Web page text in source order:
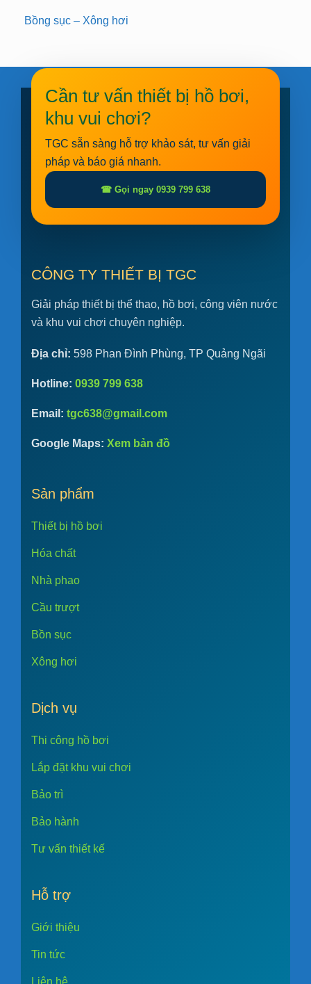
Bồng sục – Xông hơi
Cần tư vấn thiết bị hồ bơi,
khu vui chơi?
TGC sẵn sàng hỗ trợ khảo sát, tư vấn giải
pháp và báo giá nhanh.
☎ Gọi ngay 0939 799 638
CÔNG TY THIẾT BỊ TGC
Giải pháp thiết bị thể thao, hồ bơi, công viên nước
và khu vui chơi chuyên nghiệp.
Địa chỉ: 598 Phan Đình Phùng, TP Quảng Ngãi
Hotline: 0939 799 638
Email: tgc638@gmail.com
Google Maps: Xem bản đồ
Sản phẩm
Thiết bị hồ bơi
Hóa chất
Nhà phao
Cầu trượt
Bồn sục
Xông hơi
Dịch vụ
Thi công hồ bơi
Lắp đặt khu vui chơi
Bảo trì
Bảo hành
Tư vấn thiết kế
Hỗ trợ
Giới thiệu
Tin tức
Liên hệ